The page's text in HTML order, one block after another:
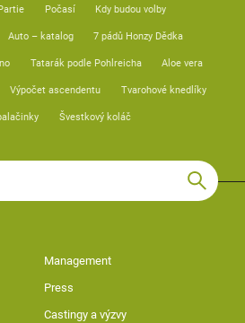
Počasí Kdy budou volby
Auto – katalog 7 pádů Honzy Dědka
Tatarák podle Pohlreicha Aloe vera
Výpočet ascendentu Tvarohové knedlíky
Švestkový koláč
Management
Press
Castingy a výzvy